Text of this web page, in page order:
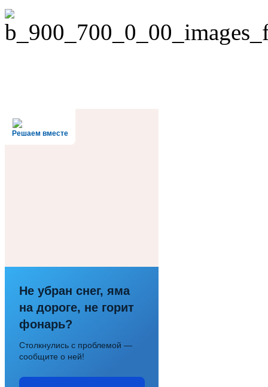
Решаем вместе
Не убран снег, яма
на дороге, не горит
фонарь?
Столкнулись с проблемой —
сообщите о ней!